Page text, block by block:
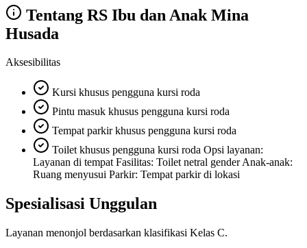
Tentang RS Ibu dan Anak Mina
Husada
Aksesibilitas
Kursi khusus pengguna kursi roda
Pintu masuk khusus pengguna kursi roda
Tempat parkir khusus pengguna kursi roda
Toilet khusus pengguna kursi roda Opsi layanan:
Layanan di tempat Fasilitas: Toilet netral gender Anak-anak:
Ruang menyusui Parkir: Tempat parkir di lokasi
Spesialisasi Unggulan
Layanan menonjol berdasarkan klasifikasi Kelas C.